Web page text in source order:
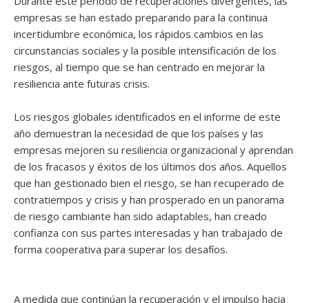
empresas se han estado preparando para la continua
incertidumbre económica, los rápidos cambios en las
circunstancias sociales y la posible intensificación de los
riesgos, al tiempo que se han centrado en mejorar la
resiliencia ante futuras crisis.
Los riesgos globales identificados en el informe de este
año demuestran la necesidad de que los países y las
empresas mejoren su resiliencia organizacional y aprendan
de los fracasos y éxitos de los últimos dos años. Aquellos
que han gestionado bien el riesgo, se han recuperado de
contratiempos y crisis y han prosperado en un panorama
de riesgo cambiante han sido adaptables, han creado
confianza con sus partes interesadas y han trabajado de
forma cooperativa para superar los desafíos.
A medida que continúan la recuperación y el impulso hacia